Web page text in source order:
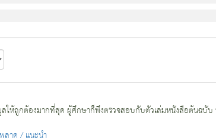
ให้ถูกต้องมากที่สุด ผู้ศึกษาก็พึงตรวจสอบกับตัวเล่มหนังสือต้นฉบับ